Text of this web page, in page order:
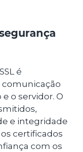
é
o servidor. O
e integridade
certificados
com os